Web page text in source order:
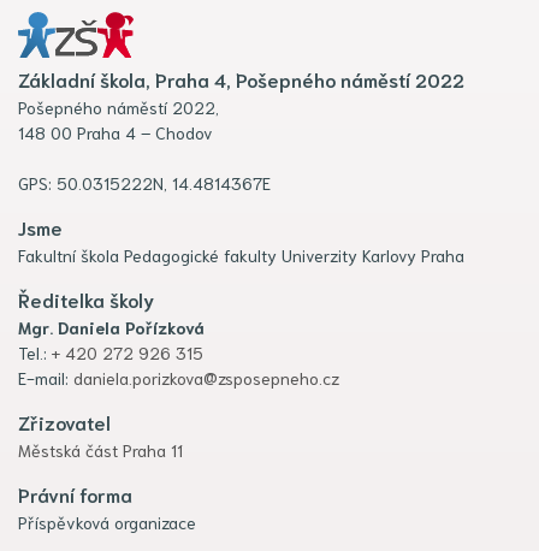
Základní škola, Praha 4, Pošepného náměstí 2022
Pošepného náměstí 2022,
148 00 Praha 4 – Chodov
GPS: 50.0315222N, 14.4814367E
Jsme
Fakultní škola Pedagogické fakulty Univerzity Karlovy Praha
Ředitelka školy
Mgr. Daniela Pořízková
Tel.: + 420 272 926 315
E-mail: daniela.porizkova@zsposepneho.cz
Zřizovatel
Městská část Praha 11
Právní forma
Příspěvková organizace